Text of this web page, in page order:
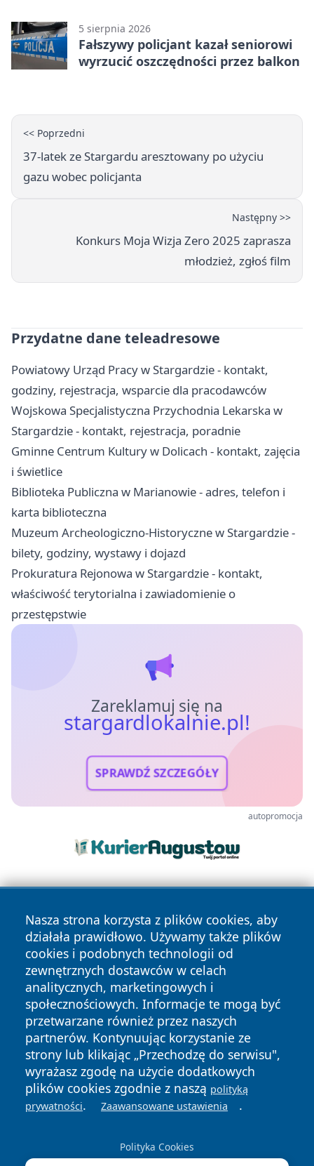
5 sierpnia 2026
Fałszywy policjant kazał seniorowi
wyrzucić oszczędności przez balkon
<< Poprzedni
37-latek ze Stargardu aresztowany po użyciu
gazu wobec policjanta
Następny >>
Konkurs Moja Wizja Zero 2025 zaprasza
młodzież, zgłoś film
Przydatne dane teleadresowe
Powiatowy Urząd Pracy w Stargardzie - kontakt,
godziny, rejestracja, wsparcie dla pracodawców
Wojskowa Specjalistyczna Przychodnia Lekarska w
Stargardzie - kontakt, rejestracja, poradnie
Gminne Centrum Kultury w Dolicach - kontakt, zajęcia
i świetlice
Biblioteka Publiczna w Marianowie - adres, telefon i
karta biblioteczna
Muzeum Archeologiczno-Historyczne w Stargardzie -
bilety, godziny, wystawy i dojazd
Prokuratura Rejonowa w Stargardzie - kontakt,
właściwość terytorialna i zawiadomienie o
przestępstwie
Zareklamuj się na
stargardlokalnie.pl!
SPRAWDŹ SZCZEGÓŁY
autopromocja
Nasza strona korzysta z plików cookies, aby
działała prawidłowo. Używamy także plików
cookies i podobnych technologii od
zewnętrznych dostawców w celach
analitycznych, marketingowych i
społecznościowych. Informacje te mogą być
przetwarzane również przez naszych
partnerów. Kontynuując korzystanie ze
strony lub klikając „Przechodzę do serwisu",
wyrażasz zgodę na użycie dodatkowych
plików cookies zgodnie z naszą polityką
prywatności. Zaawansowane ustawienia .
Polityka Cookies
Copyright © 2026 stargardlokalnie.pl Wszystkie prawa
zastrzeżone.
News Autorzy
Polityka
Prywatności
Polityka
Cookies